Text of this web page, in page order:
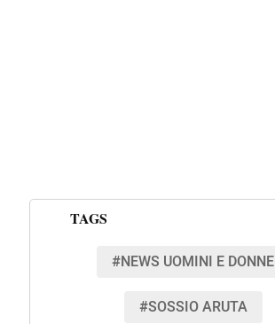
TAGS
#NEWS UOMINI E DONNE
#SOSSIO ARUTA